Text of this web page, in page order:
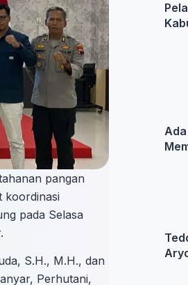
pangan
koordinasi
pada Selasa
S.H., M.H., dan
Perhutani,